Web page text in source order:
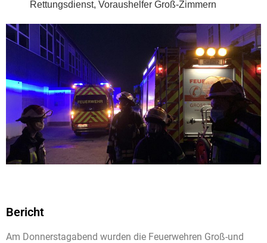
Rettungsdienst, Voraushelfer Groß-Zimmern
Bericht
Am Donnerstagabend wurden die Feuerwehren Groß-und